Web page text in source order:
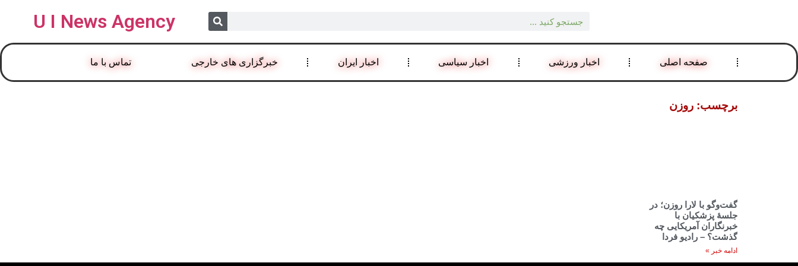
U I News Agency
صفحه اصلی اخبار ورزشی اخبار سیاسی اخبار ایران خبرگزاری های خارجی تماس با ما
برچسب: روزن
گفت‌وگو با لارا روزن؛ در
جلسهٔ پزشکیان با
خبرنگاران آمریکایی چه
گذشت؟ – رادیو فردا
ادامه خبر »